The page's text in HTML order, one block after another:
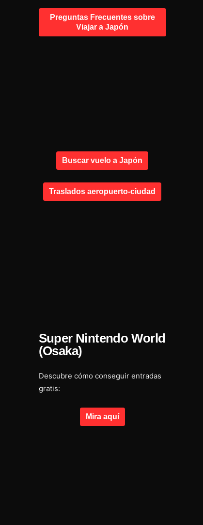
Preguntas Frecuentes sobre
Viajar a Japón
Buscar vuelo a Japón
Traslados aeropuerto-ciudad
Super Nintendo World
(Osaka)
Descubre cómo conseguir entradas
gratis:
Mira aquí